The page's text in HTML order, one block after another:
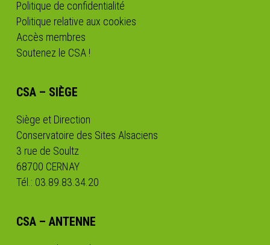
Politique de confidentialité
Politique relative aux cookies
Accès membres
Soutenez le CSA !
CSA – SIÈGE
Siège et Direction
Conservatoire des Sites Alsaciens
3 rue de Soultz
68700 CERNAY
Tél.: 03.89.83.34.20
CSA – ANTENNE